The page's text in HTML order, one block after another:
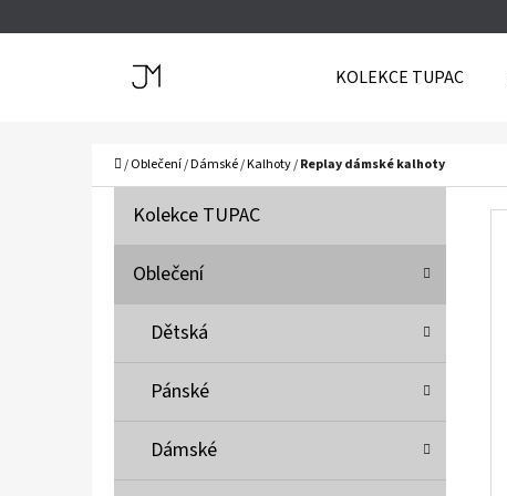
KOLEKCE TUPAC
Domů
/Oblečení/Dámské/Kalhoty/Replay dámské kalhoty
Přeskočit
K Kolekce TUPAC
Oblečení
Dětská
Pánské
Dámské